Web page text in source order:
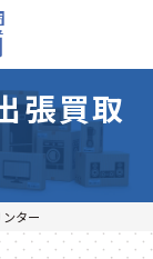
張買取
ター